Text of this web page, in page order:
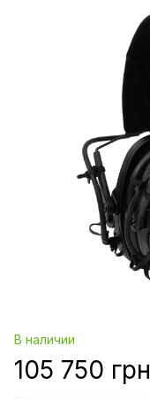
В наличии
105 750 грн